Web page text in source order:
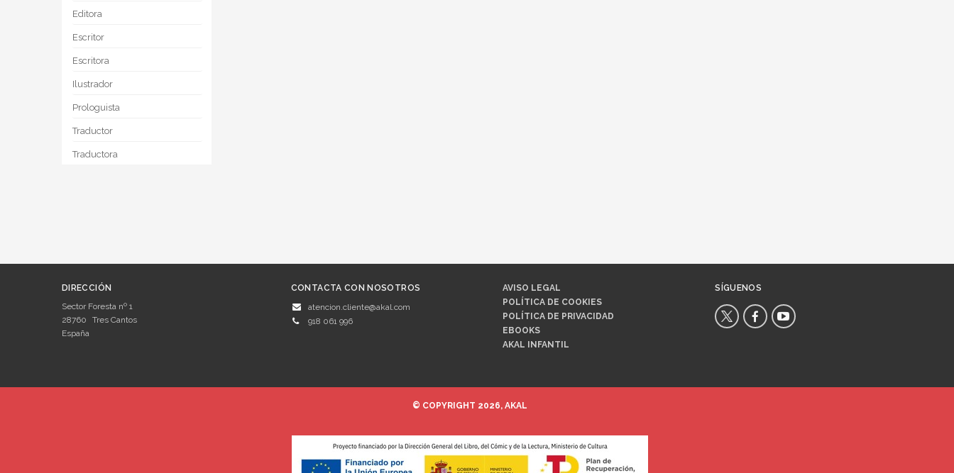
Editora
Escritor
Escritora
Ilustrador
Prologuista
Traductor
Traductora
DIRECCIÓN
Sector Foresta nº 1
28760
Tres Cantos
España
CONTACTA CON NOSOTROS
atencion.cliente@akal.com
918 061 996
AVISO LEGAL
POLÍTICA DE COOKIES
POLÍTICA DE PRIVACIDAD
EBOOKS
AKAL INFANTIL
SÍGUENOS
© COPYRIGHT 2026, AKAL